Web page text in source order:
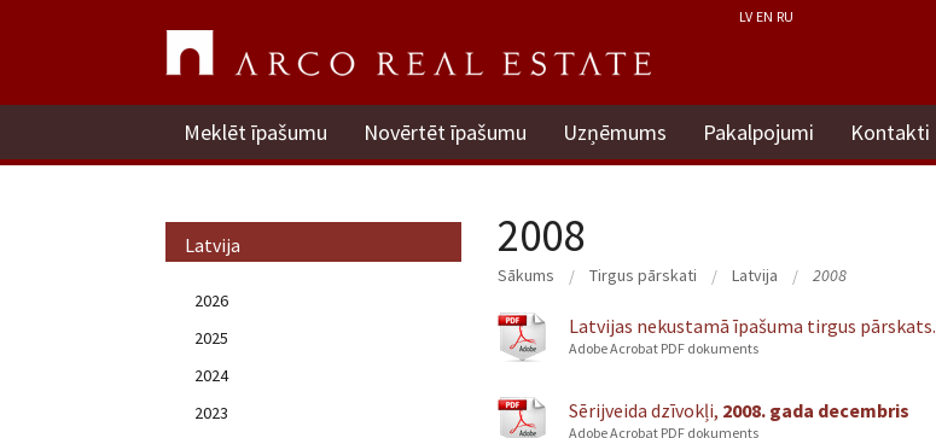
LV EN RU
Meklēt īpašumu Novērtēt īpašumu Uzņēmums Pakalpojumi Kontakti
Latvija
2026
2025
2024
2023
2008
Sākums Tirgus pārskati Latvija 2008
Latvijas nekustamā īpašuma tirgus pārskats.
Adobe Acrobat PDF dokuments
Sērijveida dzīvokļi, 2008. gada decembris
Adobe Acrobat PDF dokuments